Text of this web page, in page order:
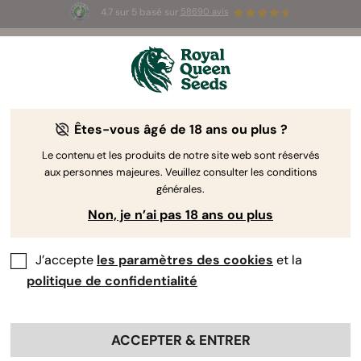
4.7 sur 5 basé sur 58690 avis
☀️ Summer Sales : jusqu'à -50 % sur
certains produits ! ⏤
Graines de weed pour débutants
Les graines de cannabis ci-dessous sont
parfaitement adaptées aux cultivateurs débutants.
Cependant, les cultivateurs expérimentés en
profiteront aussi : ces graines deviendront des
plants résistants aux maladies et aux nuisibles,
rapides à cultiver et indulgents face aux erreurs. Il
n’a jamais été aussi facile de faire pousser de
Trier par
Êtes-vous âgé de 18 ans ou plus ?
Le contenu et les produits de notre site web sont réservés
aux personnes majeures. Veuillez consulter les conditions
générales.
Non, je n’ai pas 18 ans ou plus
J’accepte les paramètres des cookies et la
politique de confidentialité
ACCEPTER & ENTRER